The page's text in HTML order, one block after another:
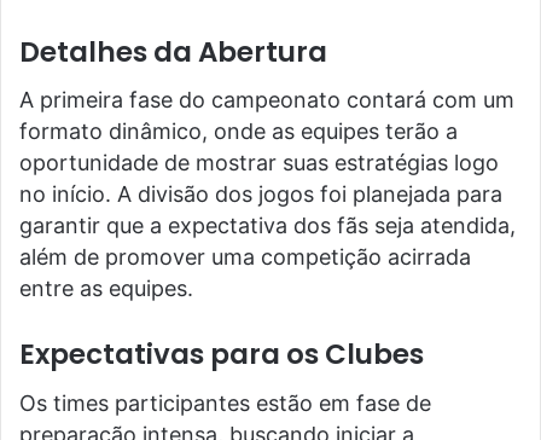
Detalhes da Abertura
A primeira fase do campeonato contará com um
formato dinâmico, onde as equipes terão a
oportunidade de mostrar suas estratégias logo
no início. A divisão dos jogos foi planejada para
garantir que a expectativa dos fãs seja atendida,
além de promover uma competição acirrada
entre as equipes.
Expectativas para os Clubes
Os times participantes estão em fase de
preparação intensa, buscando iniciar a